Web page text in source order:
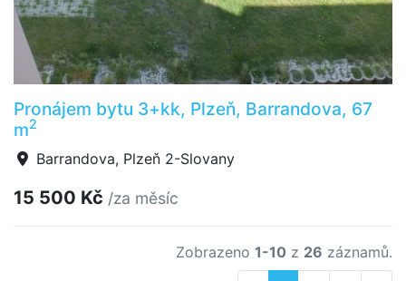
Pronájem bytu 3+kk, Plzeň, Barrandova, 67
m2
Barrandova, Plzeň 2-Slovany
15 500 Kč /za měsíc
Zobrazeno 1-10 z 26 záznamů.